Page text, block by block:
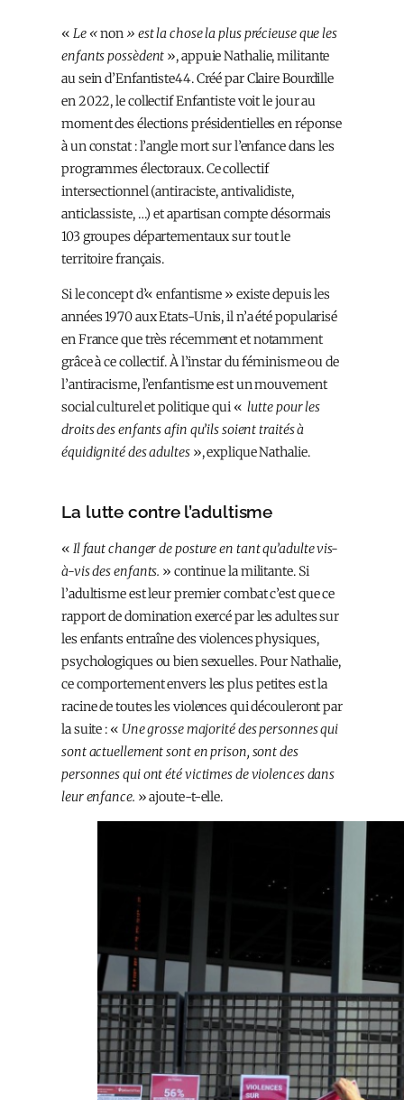
« Le «non » est la chose la plus précieuse que les
enfants possèdent », appuie Nathalie, militante
au sein d’Enfantiste44. Créé par Claire Bourdille
en 2022, le collectif Enfantiste voit le jour au
moment des élections présidentielles en réponse
à un constat : l’angle mort sur l’enfance dans les
programmes électoraux. Ce collectif
intersectionnel (antiraciste, antivalidiste,
anticlassiste, …) et apartisan compte désormais
103 groupes départementaux sur tout le
territoire français.
Si le concept d’« enfantisme » existe depuis les
années 1970 aux Etats-Unis, il n’a été popularisé
en France que très récemment et notamment
grâce à ce collectif. À l’instar du féminisme ou de
l’antiracisme, l’enfantisme est un mouvement
social culturel et politique qui « lutte pour les
droits des enfants afin qu’ils soient traités à
équidignité des adultes», explique Nathalie.
La lutte contre l’adultisme
« Il faut changer de posture en tant qu’adulte vis-
à-vis des enfants. » continue la militante. Si
l’adultisme est leur premier combat c’est que ce
rapport de domination exercé par les adultes sur
les enfants entraîne des violences physiques,
psychologiques ou bien sexuelles. Pour Nathalie,
ce comportement envers les plus petit·es est la
racine de toutes les violences qui découleront par
la suite : « Une grosse majorité des personnes qui
sont actuellement sont en prison, sont des
personnes qui ont été victimes de violences dans
leur enfance. » ajoute-t-elle.